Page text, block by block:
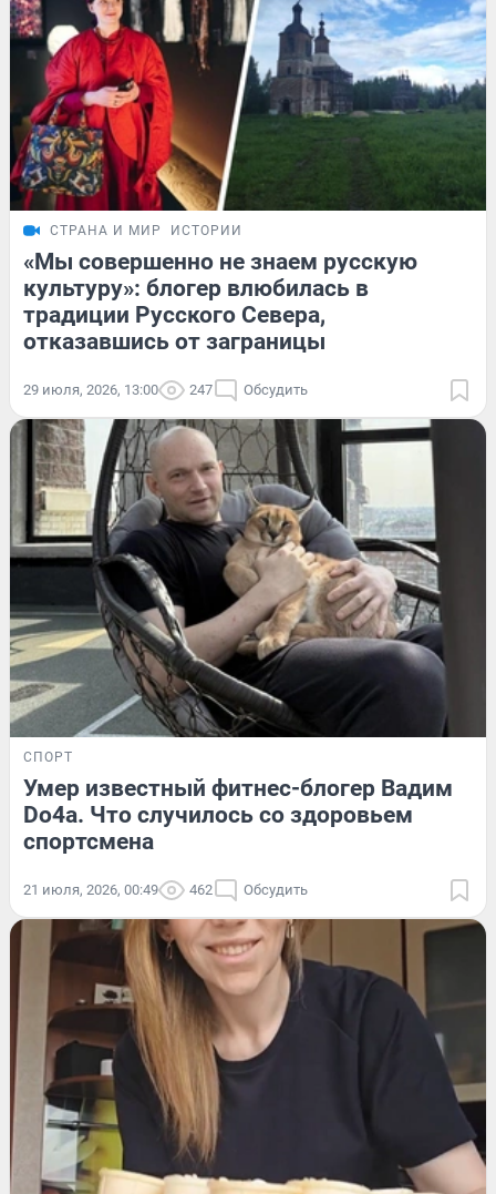
СТРАНА И МИР ИСТОРИИ
«Мы совершенно не знаем русскую
культуру»: блогер влюбилась в
традиции Русского Севера,
отказавшись от заграницы
29 июля, 2026, 13:00 247 Обсудить
СПОРТ
Умер известный фитнес-блогер Вадим
Do4a. Что случилось со здоровьем
спортсмена
21 июля, 2026, 00:49 462 Обсудить